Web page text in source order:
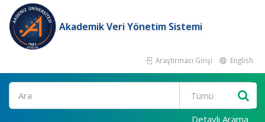
Akademik Veri Yönetim Sistemi
Araştırmacı Girişi English
Ara
Detaylı Arama